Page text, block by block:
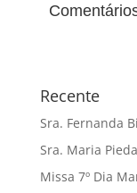
Recente
Sra. Fernanda
Sra. Maria
Missa 7º Dia